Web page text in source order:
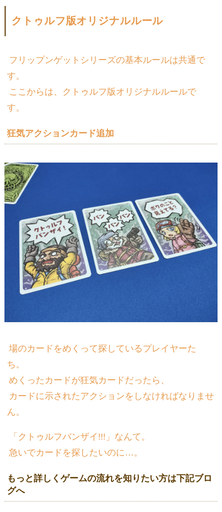
クトゥルフ版オリジナルルール
フリップンゲットシリーズの基本ルールは共通で
す。
ここからは、クトゥルフ版オリジナルルールで
す。
狂気アクションカード追加
場のカードをめくって探しているプレイヤーた
ち。
めくったカードが狂気カードだったら、
カードに示されたアクションをしなければなりませ
ん。
「クトゥルフバンザイ!!!」なんて。
急いでカードを探したいのに…。
もっと詳しくゲームの流れを知りたい方は下記ブロ
グへ